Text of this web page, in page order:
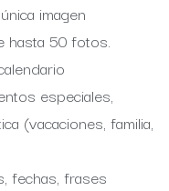
imagen
hasta 50 fotos.
especiales,
(vacaciones, familia,
fechas, frases